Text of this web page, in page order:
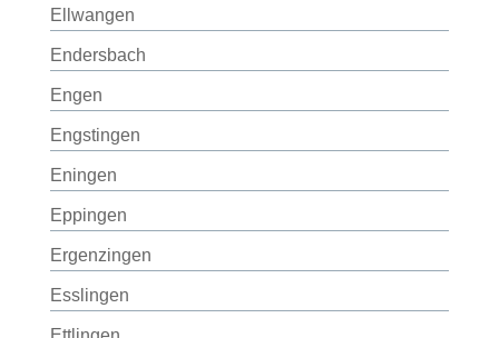
Ellwangen
Endersbach
Engen
Engstingen
Eningen
Eppingen
Ergenzingen
Esslingen